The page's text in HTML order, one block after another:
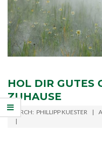
HOL DIR GUTES
ZUHAUSE
2018-
07-
DURCH: PHILLIPP KUESTER